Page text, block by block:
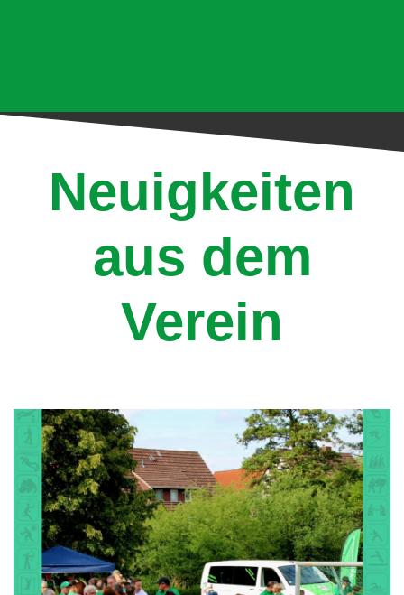
Neuigkeiten
aus dem
Verein